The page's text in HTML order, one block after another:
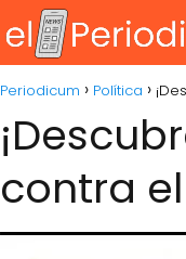
Periodicum Política
contra